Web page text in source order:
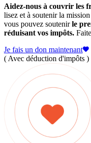
Aidez-nous à couvrir les
lisez et à soutenir la
vous pouvez soutenirle
réduisant vos impôts.
Je fais un don maintenant
( Avec déduction d'impôts )